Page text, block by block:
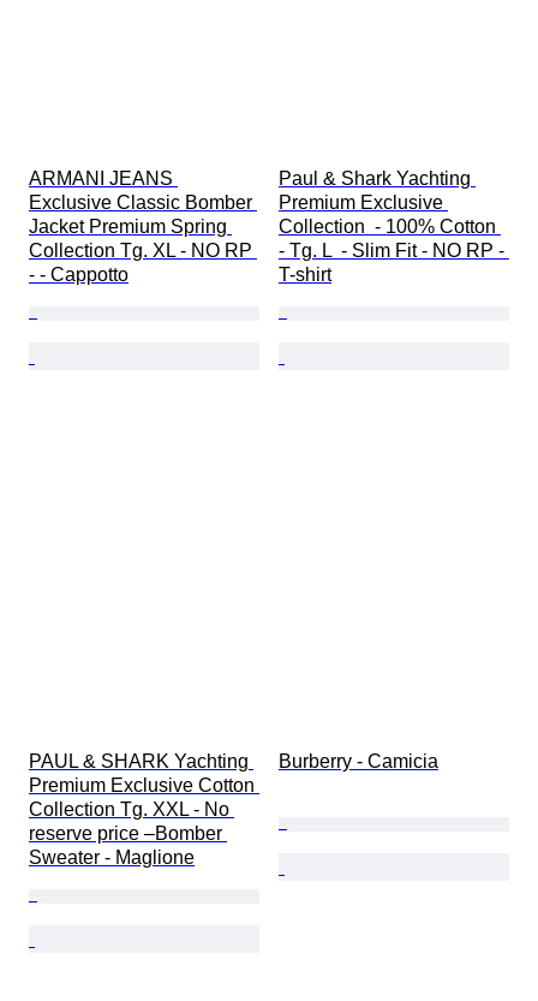
ARMANI JEANS
Exclusive Classic Bomber
Jacket Premium Spring
Collection Tg. XL - NO RP
- - Cappotto
Paul & Shark Yachting
Premium Exclusive
Collection  - 100% Cotton
- Tg. L  - Slim Fit - NO RP -
T-shirt
PAUL & SHARK Yachting
Premium Exclusive Cotton
Collection Tg. XXL - No
reserve price –Bomber
Sweater - Maglione
Burberry - Camicia